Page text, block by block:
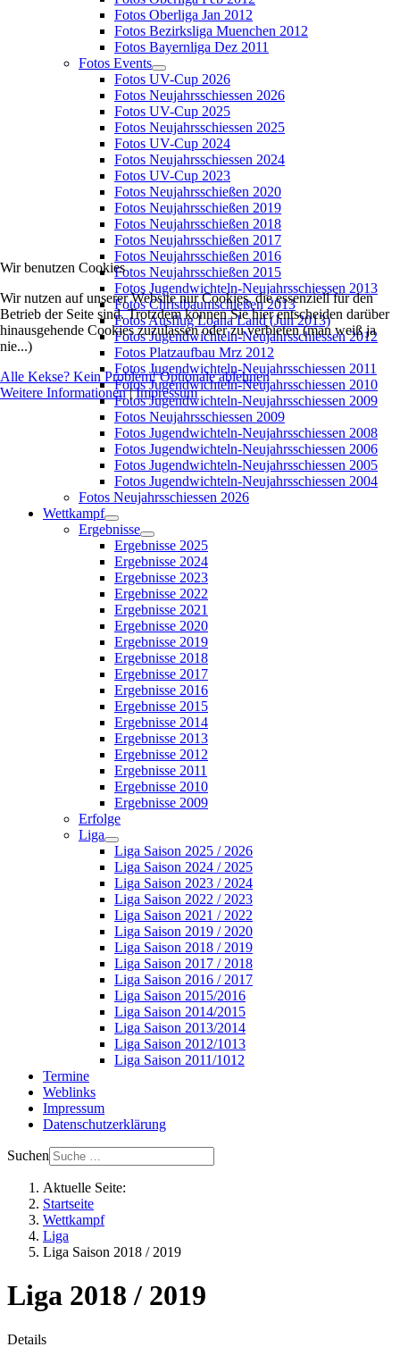
Fotos Oberliga Jan 2012
Fotos Bezirksliga Muenchen 2012
Fotos Bayernliga Dez 2011
Fotos Events
Fotos UV-Cup 2026
Fotos Neujahrsschiessen 2026
Fotos UV-Cup 2025
Fotos Neujahrsschiessen 2025
Fotos UV-Cup 2024
Fotos Neujahrsschiessen 2024
Fotos UV-Cup 2023
Fotos Neujahrsschießen 2020
Fotos Neujahrsschießen 2019
Fotos Neujahrsschießen 2018
Fotos Neujahrsschießen 2017
Fotos Neujahrsschießen 2016
Fotos Neujahrsschießen 2015
Fotos Jugendwichteln-Neujahrsschiessen 2013
Fotos Christbaumschießen 2013
Fotos Ausflug Loana Land (Jun 2013)
Fotos Jugendwichteln-Neujahrsschiessen 2012
Fotos Platzaufbau Mrz 2012
Fotos Jugendwichteln-Neujahrsschiessen 2011
Fotos Jugendwichteln-Neujahrsschiessen 2010
Fotos Jugendwichteln-Neujahrsschiessen 2009
Fotos Neujahrsschiessen 2009
Fotos Jugendwichteln-Neujahrsschiessen 2008
Fotos Jugendwichteln-Neujahrsschiessen 2006
Fotos Jugendwichteln-Neujahrsschiessen 2005
Fotos Jugendwichteln-Neujahrsschiessen 2004
Fotos Neujahrsschiessen 2026
Wettkampf
Ergebnisse
Ergebnisse 2025
Ergebnisse 2024
Ergebnisse 2023
Ergebnisse 2022
Ergebnisse 2021
Ergebnisse 2020
Ergebnisse 2019
Ergebnisse 2018
Ergebnisse 2017
Ergebnisse 2016
Ergebnisse 2015
Ergebnisse 2014
Ergebnisse 2013
Ergebnisse 2012
Ergebnisse 2011
Ergebnisse 2010
Ergebnisse 2009
Erfolge
Liga
Liga Saison 2025 / 2026
Liga Saison 2024 / 2025
Liga Saison 2023 / 2024
Liga Saison 2022 / 2023
Liga Saison 2021 / 2022
Liga Saison 2019 / 2020
Liga Saison 2018 / 2019
Liga Saison 2017 / 2018
Liga Saison 2016 / 2017
Liga Saison 2015/2016
Liga Saison 2014/2015
Liga Saison 2013/2014
Liga Saison 2012/1013
Liga Saison 2011/1012
Termine
Weblinks
Impressum
Datenschutzerklärung
Suchen
Aktuelle Seite:
Startseite
Wettkampf
Liga
Liga Saison 2018 / 2019
Liga 2018 / 2019
Details
Wir benutzen Cookies
Wir nutzen auf unserer Website nur Cookies, die essenziell für den
Betrieb der Seite sind. Trotzdem können Sie hier entscheiden darüber
hinausgehende Cookies zuzulassen oder zu verbieten (man weiß ja
nie...)
Alle Kekse? Kein Problem! Optionale ablehnen
Weitere Informationen|Impressum